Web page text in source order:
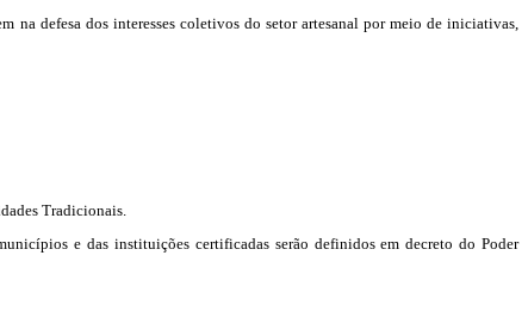
na defesa dos interesses coletivos do setor artesanal por meio de iniciativas,
Tradicionais.
e das instituições certificadas serão definidos em decreto do Poder